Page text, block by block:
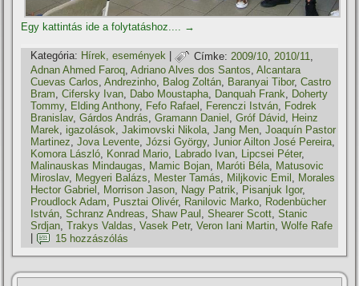
Egy kattintás ide a folytatáshoz.... →
Kategória: Hí­rek, események | Címke: 2009/10 2010/11
Adnan Ahmed Faroq,Adriano Alves dos Santos,Alcantara
Cuevas Carlos,Andrezinho, Balog Zoltán, Baranyai Tibor,Castro
Bram,Cifersky Ivan, Dabo Moustapha, Danquah Frank, Doherty
Tommy, Elding Anthony, Fefo Rafael , Ferenczi István, Fodrek
Branislav,Gárdos András,Gramann Daniel ,Gróf Dávid, Heinz
Marek,igazolások,Jakimovski Nikola,Jang Men,Joaquí­n Pastor
Martinez,Jova Levente,Józsi György,Junior Ailton José Pereira,
Komora László, Konrad Mario, Labrado Ivan, Lipcsei Péter,
Malinauskas Mindaugas, Mamic Bojan, Maróti Béla, Matusovic
Miroslav, Megyeri Balázs, Mester Tamás, Miljkovic Emil , Morales
Hector Gabriel , Morrison Jason, Nagy Patrik, Pisanjuk Igor,
Proudlock Adam, Pusztai Olivér, Ranilovic Marko, Rodenbücher
István,Schranz Andreas,Shaw Paul ,Shearer Scott,Stanic
Srdjan,Trakys Valdas,Vasek Petr,Veron Iani Martin,Wolfe Rafe
15 hozzászólás